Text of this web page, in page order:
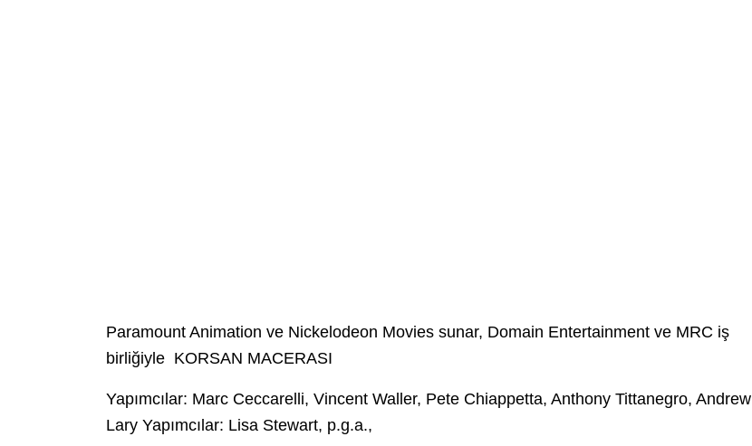
Paramount Animation ve Nickelodeon Movies sunar, Domain Entertainment ve MRC iş
birliğiyle KORSAN MACERASI
Yapımcılar: Marc Ceccarelli, Vincent Waller, Pete Chiappetta, Anthony Tittanegro, Andrew
Lary Yapımcılar: Lisa Stewart, p.g.a.,